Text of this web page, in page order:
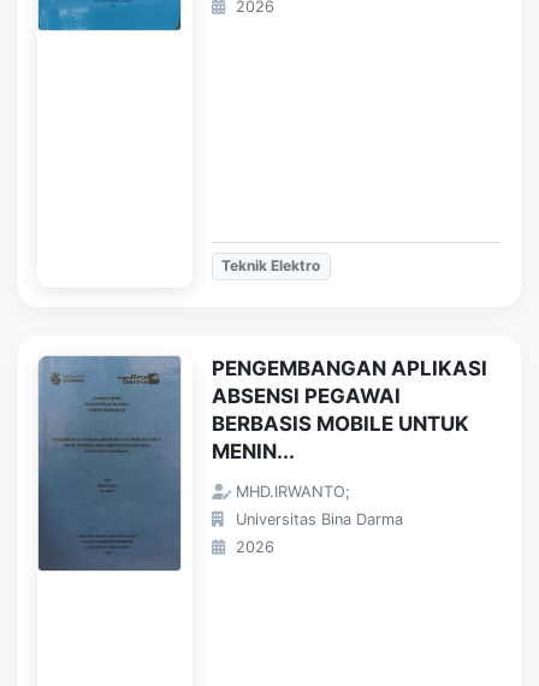
2026
Teknik Elektro
PENGEMBANGAN APLIKASI
ABSENSI PEGAWAI
BERBASIS MOBILE UNTUK
MENIN...
MHD.IRWANTO;
Universitas Bina Darma
2026